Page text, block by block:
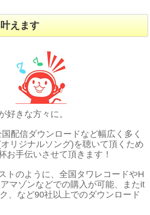
えます
好きな方々に。
配信ダウンロードなど幅広く多く
リジナルソング)を聴いて頂くため
お手伝いさせて頂きます！
トのように、全国タワレコードやH
マゾンなどでの購入が可能、またit
、など90社以上でのダウンロード